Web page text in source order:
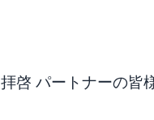
拝啓 パートナーの皆